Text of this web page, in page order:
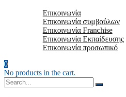
Επικοινωνία
Επικοινωνία συμβούλων
Επικοινωνία Franchise
Επικοινωνία Εκπαίδευσης
Επικοινωνία προσωπικό
0
No products in the cart.